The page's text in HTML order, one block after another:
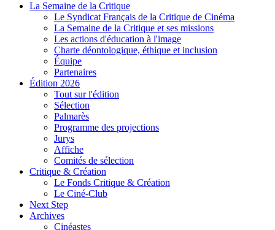
La Semaine de la Critique
Le Syndicat Français de la Critique de Cinéma
La Semaine de la Critique et ses missions
Les actions d'éducation à l'image
Charte déontologique, éthique et inclusion
Équipe
Partenaires
Édition 2026
Tout sur l'édition
Sélection
Palmarès
Programme des projections
Jurys
Affiche
Comités de sélection
Critique & Création
Le Fonds Critique & Création
Le Ciné-Club
Next Step
Archives
Cinéastes